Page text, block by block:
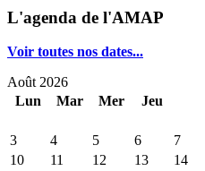
L'agenda de l'AMAP
Voir toutes nos dates...
Août 2026
Lun
Mar Mer Jeu
3
4 5 6 7
10
11 12 13 14